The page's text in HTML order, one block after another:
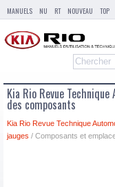
MANUELS NU RT NOUVEAU TOP
Kia Rio Revue
des composants
Kia Rio Revue Technique
jauges / Composants et